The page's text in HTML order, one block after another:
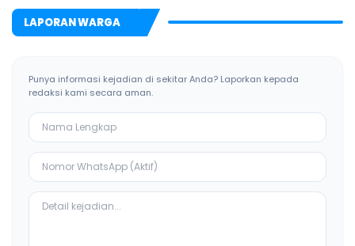
LAPORAN WARGA
Punya informasi kejadian di sekitar Anda? Laporkan kepada
redaksi kami secara aman.